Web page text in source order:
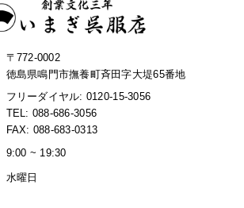
〒772-0002
徳島県鳴門市撫養町斉田字大堤65番地
フリーダイヤル: 0120-15-3056
TEL: 088-686-3056
FAX: 088-683-0313
9:00 ~ 19:30
水曜日